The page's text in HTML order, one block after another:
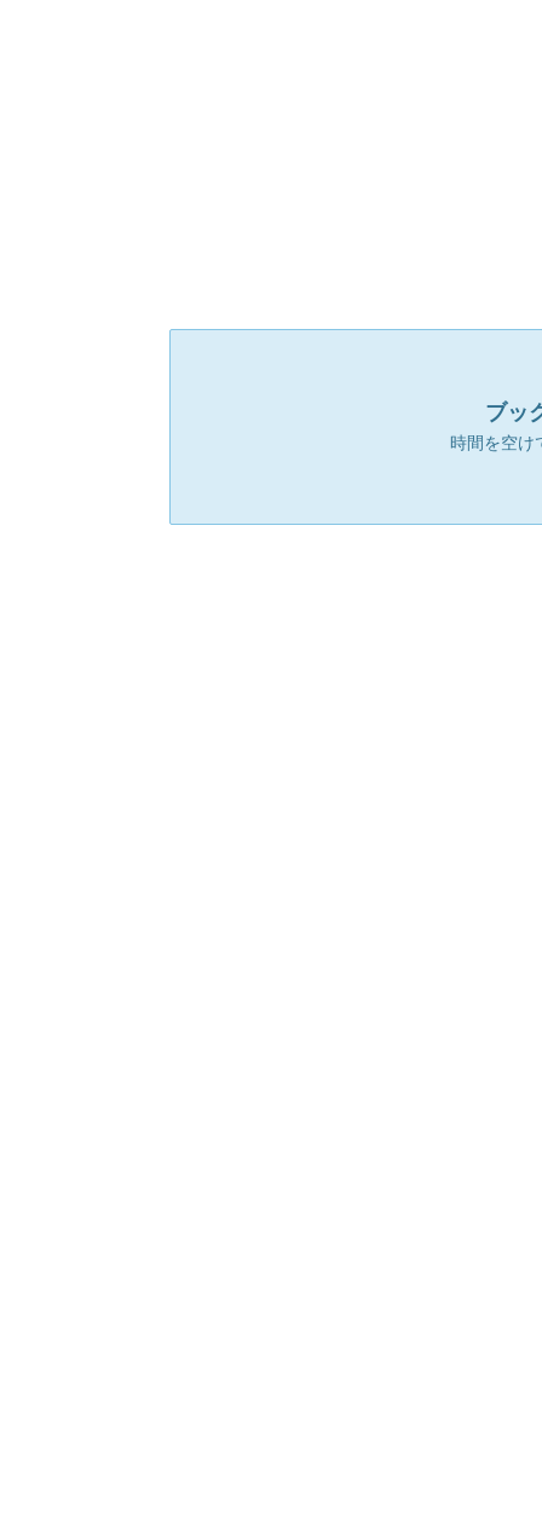
ブッ
時間を空け